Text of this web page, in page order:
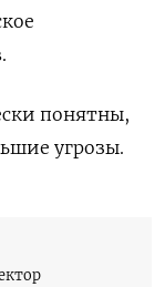
понятны,
угрозы.